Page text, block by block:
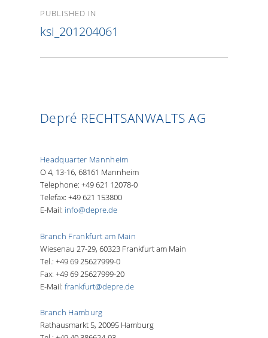
navigation
PUBLISHED IN
ksi_201204061
Depré RECHTSANWALTS AG
Headquarter Mannheim
O 4, 13-16, 68161 Mannheim
Telephone: +49 621 12078-0
Telefax: +49 621 153800
E-Mail: info@depre.de
Branch Frankfurt am Main
Wiesenau 27-29, 60323 Frankfurt am Main
Tel.: +49 69 25627999-0
Fax: +49 69 25627999-20
E-Mail: frankfurt@depre.de
Branch Hamburg
Rathausmarkt 5, 20095 Hamburg